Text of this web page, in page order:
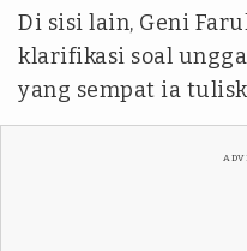
Di sisi lain, Geni
klarifikasi soal
yang sempat ia